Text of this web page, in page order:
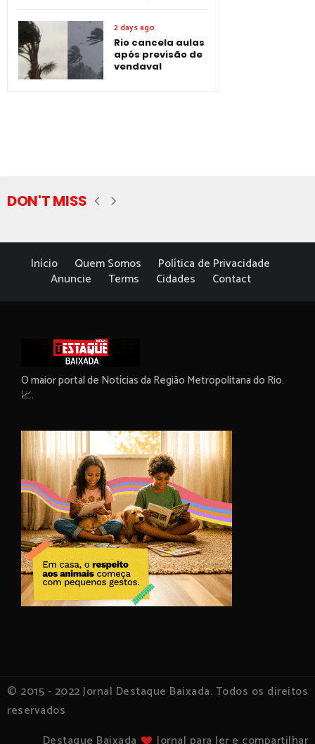
2 days ago
Rio cancela aulas
após previsão de
vendaval
DON'T MISS
Início Quem Somos
Política de Privacidade
Anuncie
Terms Cidades Contact
O maior portal de Notícias da Região Metropolitana do Rio.
📈.
© 2015 - 2022 Jornal Destaque Baixada. Todos os direitos
reservados